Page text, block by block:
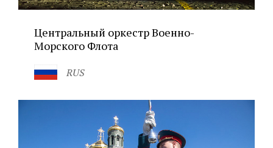
Центральный оркестр Военно-
Морского Флота
RUS